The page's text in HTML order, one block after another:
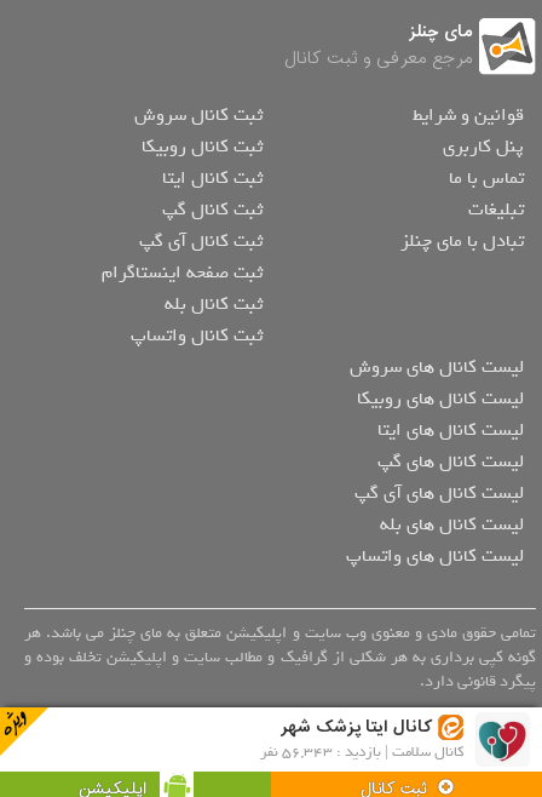
مای چنلز
مرجع معرفی و ثبت کانال
قوانین و شرایط
پنل کاربری
تماس با ما
تبلیغات
تبادل با مای چنلز
ثبت کانال سروش
ثبت کانال روبیکا
ثبت کانال ایتا
ثبت کانال گپ
ثبت کانال آی گپ
ثبت صفحه اینستاگرام
ثبت کانال بله
ثبت کانال واتساپ
لیست کانال های سروش
لیست کانال های روبیکا
لیست کانال های ایتا
لیست کانال های گپ
لیست کانال های آی گپ
لیست کانال های بله
لیست کانال های واتساپ
تمامی حقوق مادی و معنوی وب سایت و اپلیکیشن متعلق به مای چنلز می باشد. هر
گونه کپی برداری به هر شکلی از گرافیک و مطالب سایت و اپلیکیشن تخلف بوده و
پیگرد قانونی دارد.
کانال ایتا پزشک شهر
کانال سلامت | بازدید : 56,343 نفر
ثبت کانال اپلیکیشن